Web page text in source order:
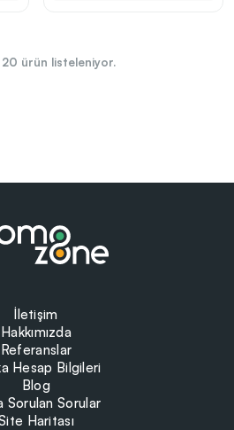
20 ürün listeleniyor.
İletişim
Hakkımızda
Referanslar
Hesap Bilgileri
Blog
Sorulan Sorular
Haritası